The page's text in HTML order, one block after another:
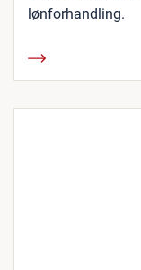
lønforhandling.